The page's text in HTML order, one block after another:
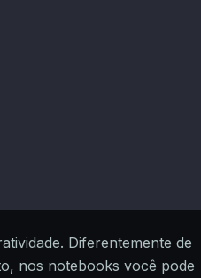
Diferentemente de
nos notebooks você pode